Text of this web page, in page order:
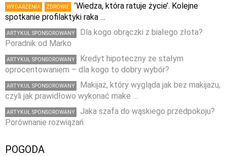
WYDARZENIA ZDROWIE
’Wiedza, która ratuje życie’. Kolejne
spotkanie profilaktyki raka …
ARTYKUŁ SPONSOROWANY
Dla kogo obrączki z białego złota?
Poradnik od Marko
ARTYKUŁ SPONSOROWANY
Kredyt hipoteczny ze stałym
oprocentowaniem – dla kogo to dobry wybór?
ARTYKUŁ SPONSOROWANY
Makijaż, który wygląda jak bez makijażu,
czyli jak prawidłowo wykonać make …
ARTYKUŁ SPONSOROWANY
Jaka szafa do wąskiego przedpokoju?
Porównanie rozwiązań
POGODA